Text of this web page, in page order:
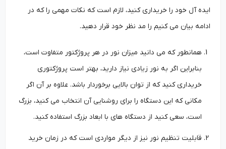
ایده آل خود را خریداری کنید، لازم است که نکات مهمی را که در
ادامه بیان می کنیم را مد نظر خود قرار دهید.
همانطور که می دانید میزان نور در هر پروژکتور متفاوت است،
بنابراین اگر به نور زیادی نیاز دارید، بهتر است پروژکتوری
خریداری کنید که از توان بالایی برخوردار باشد. علاوه بر آن اگر
مکانی که این دستگاه را برای روشنایی آن انتخاب می کنید، بزرگ
است، سعی کنید از دستگاه های با ابعاد بزرگ استفاده کنید.
قابلیت تنظیم نور نیز از دیگر مواردی است که در زمان خرید